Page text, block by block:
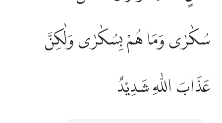
سُكٰرٰى وَمَا هُمْ بِسُكٰرٰى وَلٰكِنَّ
عَذَابَ اللّٰهِ شَدِيْدٌ